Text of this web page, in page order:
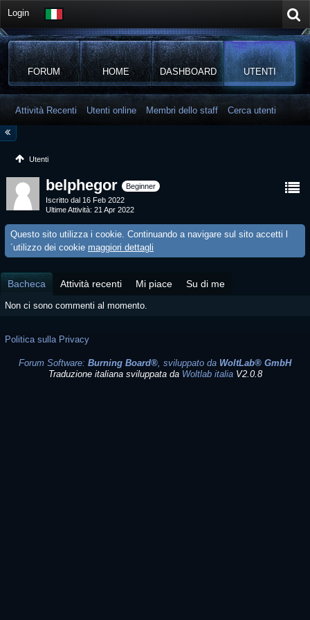
Login
FORUM HOME DASHBOARD UTENTI
Attività Recenti Utenti online Membri dello staff Cerca utenti
Utenti
belphegor
Beginner
Iscritto dal 16 Feb 2022
Ultime Attività 21 Apr 2022
Questo sito utilizza i cookie. Continuando a navigare sul sito accetti l
´utilizzo dei cookie maggiori dettagli
Bacheca Attività recenti Mi piace Su di me
Non ci sono commenti al momento.
Politica sulla Privacy
Forum Software: Burning Board®, sviluppato da WoltLab® GmbH
Traduzione italiana sviluppata da Woltlab italiaV2.0.8